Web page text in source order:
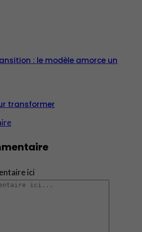
: le modèle amorce un
transformer
ici